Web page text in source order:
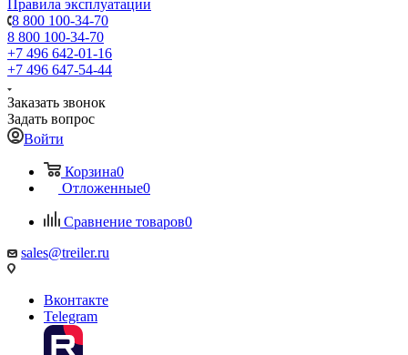
Правила эксплуатации
8 800 100-34-70
8 800 100-34-70
+7 496 642-01-16
+7 496 647-54-44
Заказать звонок
Задать вопрос
Войти
Корзина0
Отложенные0
Сравнение товаров0
sales@treiler.ru
Вконтакте
Telegram